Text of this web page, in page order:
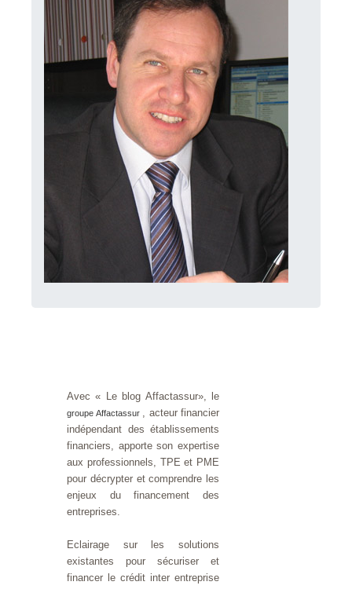
Avec « Le blog Affactassur», le
groupe Affactassur , acteur financier
indépendant des établissements
financiers, apporte son expertise
aux professionnels, TPE et PME
pour décrypter et comprendre les
enjeux du financement des
entreprises.
Eclairage sur les solutions
existantes pour sécuriser et
financer le crédit inter entreprise